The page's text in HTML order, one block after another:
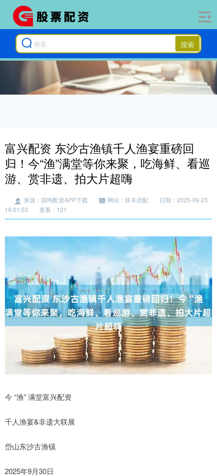
搜索
富兴配资 东沙古渔镇千人渔宴重磅回
归！今“渔”满堂等你来聚，吃海鲜、看巡
游、赏非遗、拍大片超嗨
来源：国鸣配资APP下载 网站：联丰优配
日期：2025-09-23
16:01:53
查看：121
今 “渔” 满堂富兴配资
千人渔宴&非遗大联展
岱山东沙古渔镇
2025年9月30日